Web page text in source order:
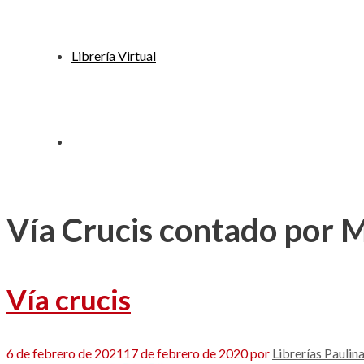
Librería Virtual
Vía Crucis contado por
Vía crucis
6 de febrero de 202117 de febrero de 2020por Librerías